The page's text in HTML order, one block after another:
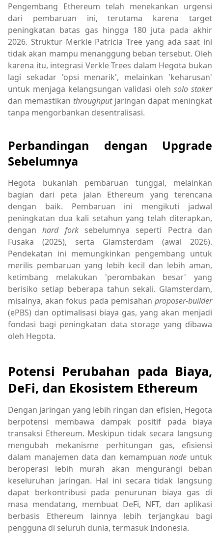
Pengembang Ethereum telah menekankan urgensi
dari pembaruan ini, terutama karena target
peningkatan batas gas hingga 180 juta pada akhir
2026. Struktur Merkle Patricia Tree yang ada saat ini
tidak akan mampu menanggung beban tersebut. Oleh
karena itu, integrasi Verkle Trees dalam Hegota bukan
lagi sekadar 'opsi menarik', melainkan 'keharusan'
untuk menjaga kelangsungan validasi oleh solo staker
dan memastikan throughputjaringan dapat meningkat
tanpa mengorbankan desentralisasi.
Perbandingan dengan Upgrade
Sebelumnya
Hegota bukanlah pembaruan tunggal, melainkan
bagian dari peta jalan Ethereum yang terencana
dengan baik. Pembaruan ini mengikuti jadwal
peningkatan dua kali setahun yang telah diterapkan,
denganhard forksebelumnya seperti Pectra dan
Fusaka (2025), serta Glamsterdam (awal 2026).
Pendekatan ini memungkinkan pengembang untuk
merilis pembaruan yang lebih kecil dan lebih aman,
ketimbang melakukan 'perombakan besar' yang
berisiko setiap beberapa tahun sekali. Glamsterdam,
misalnya, akan fokus pada pemisahan proposer-builder
(ePBS) dan optimalisasi biaya gas, yang akan menjadi
fondasi bagi peningkatan data storage yang dibawa
oleh Hegota.
Potensi Perubahan pada Biaya,
DeFi, dan Ekosistem Ethereum
Dengan jaringan yang lebih ringan dan efisien, Hegota
berpotensi membawa dampak positif pada biaya
transaksi Ethereum. Meskipun tidak secara langsung
mengubah mekanisme perhitungan gas, efisiensi
dalam manajemen data dan kemampuannode untuk
beroperasi lebih murah akan mengurangi beban
keseluruhan jaringan. Hal ini secara tidak langsung
dapat berkontribusi pada penurunan biaya gas di
masa mendatang, membuat DeFi, NFT, dan aplikasi
berbasis Ethereum lainnya lebih terjangkau bagi
pengguna di seluruh dunia, termasuk Indonesia.